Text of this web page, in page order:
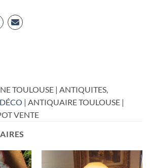
TOULOUSE | ANTIQUITES,
| ANTIQUAIRE TOULOUSE |
VENTE